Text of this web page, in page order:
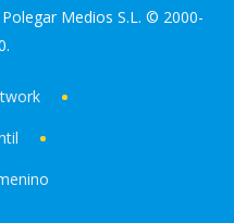
Medios S.L. © 2000-